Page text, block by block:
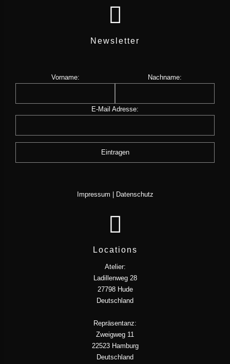
Newsletter
Vorname: Nachname:
E-Mail Adresse:
Impressum Datenschutz
Locations
Atelier:
Ladillenweg 28
27798 Hude
Deutschland
Repräsentanz:
Zweigweg 11
22523 Hamburg
Deutschland